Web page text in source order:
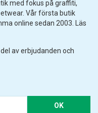
med fokus på graffiti,
Vår första butik
online sedan 2003. Läs
av erbjudanden och
OK